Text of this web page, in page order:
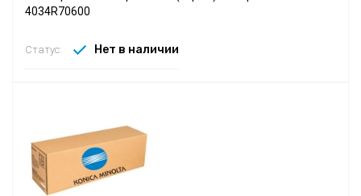
4034R70600
Статус: Нет в наличии